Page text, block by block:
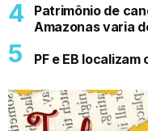
Patrimônio de
Amazonas varia
PF e EB